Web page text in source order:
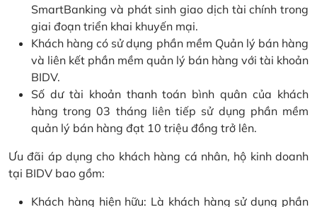
SmartBanking và phát sinh giao dịch tài chính trong
giai đoạn triển khai khuyến mại.
Khách hàng có sử dụng phần mềm Quản lý bán hàng
và liên kết phần mềm quản lý bán hàng với tài khoản
BIDV.
Số dư tài khoản thanh toán bình quân của khách
hàng trong 03 tháng liên tiếp sử dụng phần mềm
quản lý bán hàng đạt 10 triệu đồng trở lên.
Ưu đãi áp dụng cho khách hàng cá nhân, hộ kinh doanh
tại BIDV bao gồm:
Khách hàng hiện hữu: Là khách hàng sử dụng phần